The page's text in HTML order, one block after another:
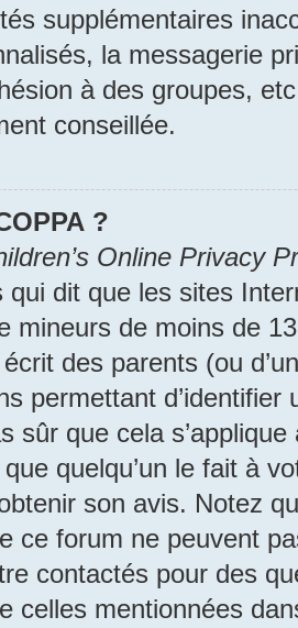
supplémentaires
la messagerie
à des groupes,
conseillée.
?
Online Privacy
qui dit que les sites
mineurs de moins de
des parents (ou
permettant
sûr que cela
quelqu’un le fait à
son avis. Notez
ce forum ne peuvent
contactés pour des
celles mentionnées